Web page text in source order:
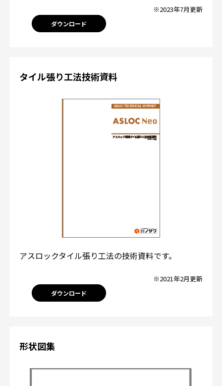
※2023年7月更新
ダウンロード
タイル張り工法技術資料
アスロックタイル張り工法の技術資料です。
※2021年2月更新
ダウンロード
形状図集